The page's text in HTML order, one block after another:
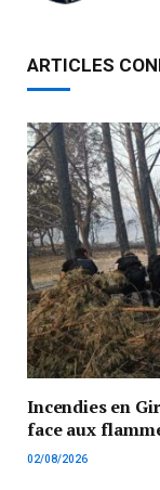
ARTICLES
Incendies en
face aux
02/08/2026